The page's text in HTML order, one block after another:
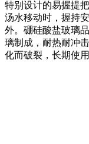
特别设计的易握提
汤水移动时，握持
外。硼硅酸盐玻璃
璃制成，耐热耐冲
化而破裂，长期使